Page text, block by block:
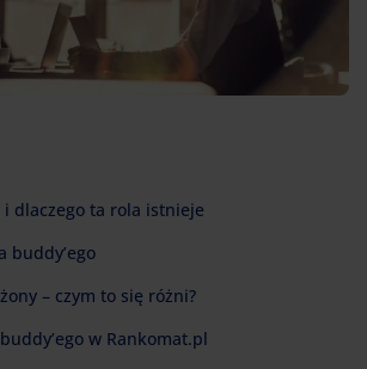
dlaczego ta rola istnieje
buddy’ego
– czym to się różni?
w Rankomat.pl